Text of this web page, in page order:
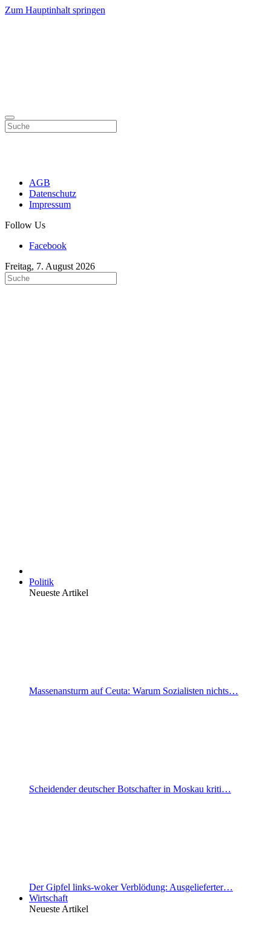
Zum Hauptinhalt springen
AGB
Datenschutz
Impressum
Follow Us
Facebook
Freitag, 7. August 2026
Politik
Neueste Artikel
Massenansturm auf Ceuta: Warum Sozialisten nichts…
Scheidender deutscher Botschafter in Moskau kriti…
Der Gipfel links-woker Verblödung: Ausgelieferter…
Wirtschaft
Neueste Artikel